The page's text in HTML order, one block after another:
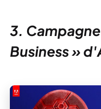
3.
Business »